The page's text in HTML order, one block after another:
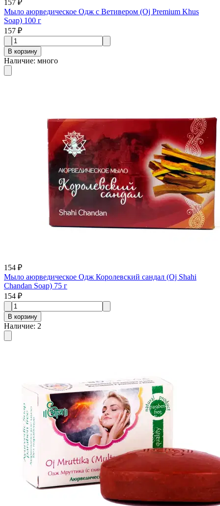
157 ₽
Мыло аюрведическое Одж с Ветивером (Oj Premium Khus
Soap) 100 г
157 ₽
В корзину
Наличие: много
154 ₽
Мыло аюрведическое Одж Королевский сандал (Oj Shahi
Chandan Soap) 75 г
154 ₽
В корзину
Наличие: 2